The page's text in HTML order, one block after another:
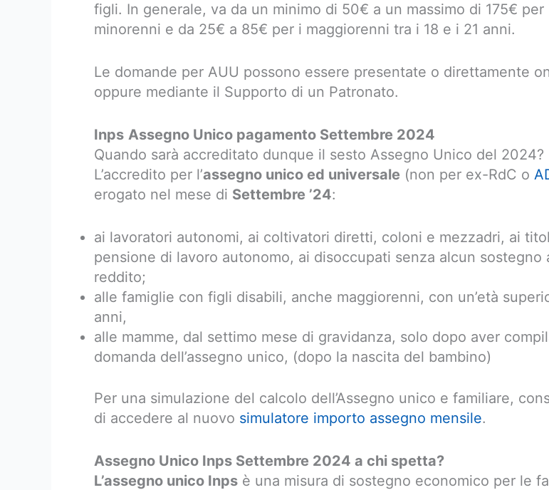
figli. In generale, va da un minimo di 50€ a un massimo di 175€ per
minorenni e da 25€ a 85€ per i maggiorenni tra i 18 e i 21 anni.
Le domande per AUU possono essere presentate o direttamente
oppure mediante il Supporto di un Patronato.
Inps Assegno Unico pagamento Settembre 2024
Quando sarà accreditato dunque il sesto Assegno Unico del 2024?
L’accredito per l’assegno unico ed universale (non per ex-RdC o
erogato nel mese di Settembre ’24:
ai lavoratori autonomi, ai coltivatori diretti, coloni e mezzadri, ai
pensione di lavoro autonomo, ai disoccupati senza alcun sostegno
reddito;
alle famiglie con figli disabili, anche maggiorenni, con un’età
anni,
alle mamme, dal settimo mese di gravidanza, solo dopo aver
domanda dell’assegno unico, (dopo la nascita del bambino)
Per una simulazione del calcolo dell’Assegno unico e familiare,
di accedere al nuovo simulatore importo assegno mensile.
Assegno Unico Inps Settembre 2024 a chi spetta?
L’assegno unico Inps è una misura di sostegno economico per le